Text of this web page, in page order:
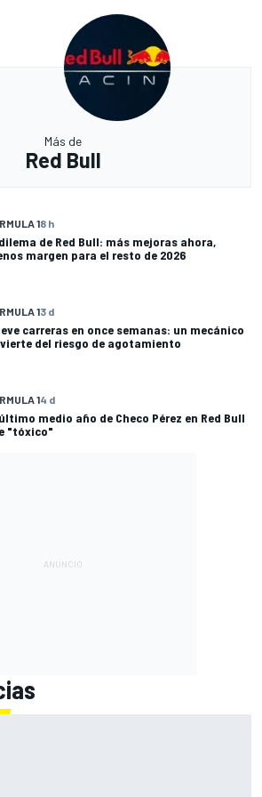
Más de
Red Bull
18 h
de Red Bull: más mejoras ahora,
margen para el resto de 2026
13 d
carreras en once semanas: un mecánico
del riesgo de agotamiento
14 d
medio año de Checo Pérez en Red Bull
"tóxico"